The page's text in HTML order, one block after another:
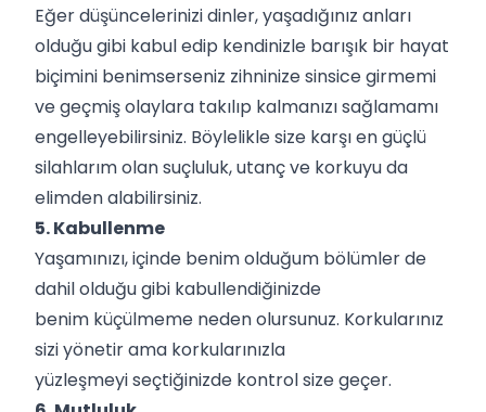
Eğer düşüncelerinizi dinler, yaşadığınız anları
olduğu gibi kabul edip kendinizle barışık bir hayat
biçimini benimserseniz zihninize sinsice girmemi
ve geçmiş olaylara takılıp kalmanızı sağlamamı
engelleyebilirsiniz. Böylelikle size karşı en güçlü
silahlarım olan suçluluk, utanç ve korkuyu da
elimden alabilirsiniz.
5. Kabullenme
Yaşamınızı, içinde benim olduğum bölümler de
dahil olduğu gibi kabullendiğinizde
benim küçülmeme neden olursunuz. Korkularınız
sizi yönetir ama korkularınızla
yüzleşmeyi seçtiğinizde kontrol size geçer.